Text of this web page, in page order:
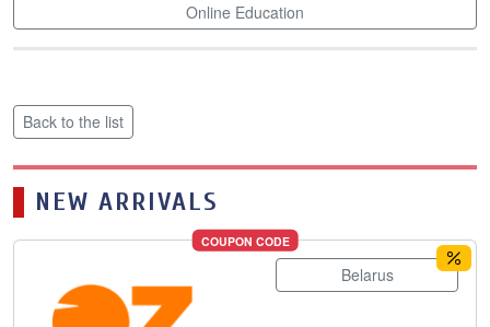
Online Education
Back to the list
NEW ARRIVALS
COUPON CODE
Belarus